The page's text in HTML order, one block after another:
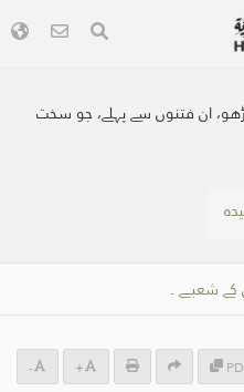
ان فتنوں سے پہلے، جو سخت
کے شعبے .
+
-